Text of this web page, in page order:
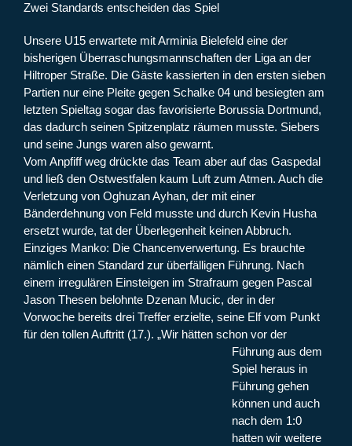
Zwei Standards entscheiden das Spiel
Unsere U15 erwartete mit Arminia Bielefeld eine der
bisherigen Überraschungsmannschaften der Liga an der
Hiltroper Straße. Die Gäste kassierten in den ersten sieben
Partien nur eine Pleite gegen Schalke 04 und besiegten am
letzten Spieltag sogar das favorisierte Borussia Dortmund,
das dadurch seinen Spitzenplatz räumen musste. Siebers
und seine Jungs waren also gewarnt.
Vom Anpfiff weg drückte das Team aber auf das Gaspedal
und ließ den Ostwestfalen kaum Luft zum Atmen. Auch die
Verletzung von Oghuzan Ayhan, der mit einer
Bänderdehnung von Feld musste und durch Kevin Husha
ersetzt wurde, tat der Überlegenheit keinen Abbruch.
Einziges Manko: Die Chancenverwertung. Es brauchte
nämlich einen Standard zur überfälligen Führung. Nach
einem irregulären Einsteigen im Strafraum gegen Pascal
Jason Thesen belohnte Dzenan Mucic, der in der
Vorwoche bereits drei Treffer erzielte, seine Elf vom Punkt
für den tollen Auftritt (17.). „Wir hätten schon vor der
Führung aus dem
Spiel heraus in
Führung gehen
können und auch
nach dem 1:0
hatten wir weitere